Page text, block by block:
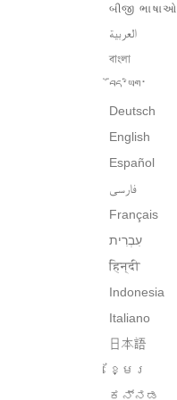
બીજી ભાષાઓ
العربية
বাংলা
བོད་ཡིག་
Deutsch
English
Español
فارسی
Français
हिन्दी
Indonesia
Italiano
日本語
ខ្មែរ
ಕನ್ನಡ